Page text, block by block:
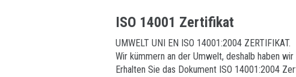
ISO 14001 Zertifikat
UMWELT UNI EN ISO 14001:2004 ZERTIFIKAT.
Wir kümmern an der Umwelt, deshalb haben
Erhalten Sie das Dokument ISO 14001:2004